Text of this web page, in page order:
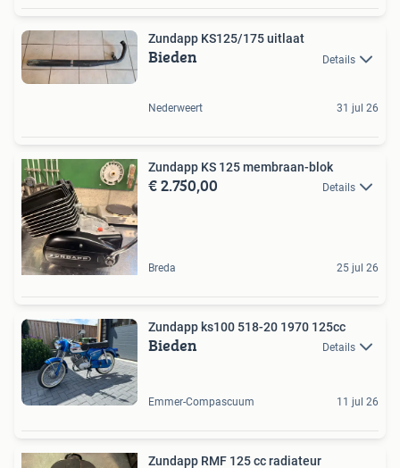
Zundapp KS125/175 uitlaat
Bieden Details
Nederweert 31 jul 26
Zundapp KS 125 membraan-blok
€ 2.750,00 Details
Breda 25 jul 26
Zundapp ks100 518-20 1970 125cc
Bieden Details
Emmer-Compascuum 11 jul 26
Zundapp RMF 125 cc radiateur